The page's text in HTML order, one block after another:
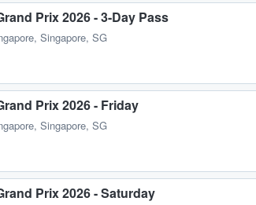
Prix 2026 - 3-Day Pass
Singapore, SG
Prix 2026 - Friday
Singapore, SG
Prix 2026 - Saturday